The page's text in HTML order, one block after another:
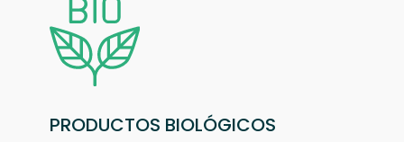
PRODUCTOS BIOLÓGICOS